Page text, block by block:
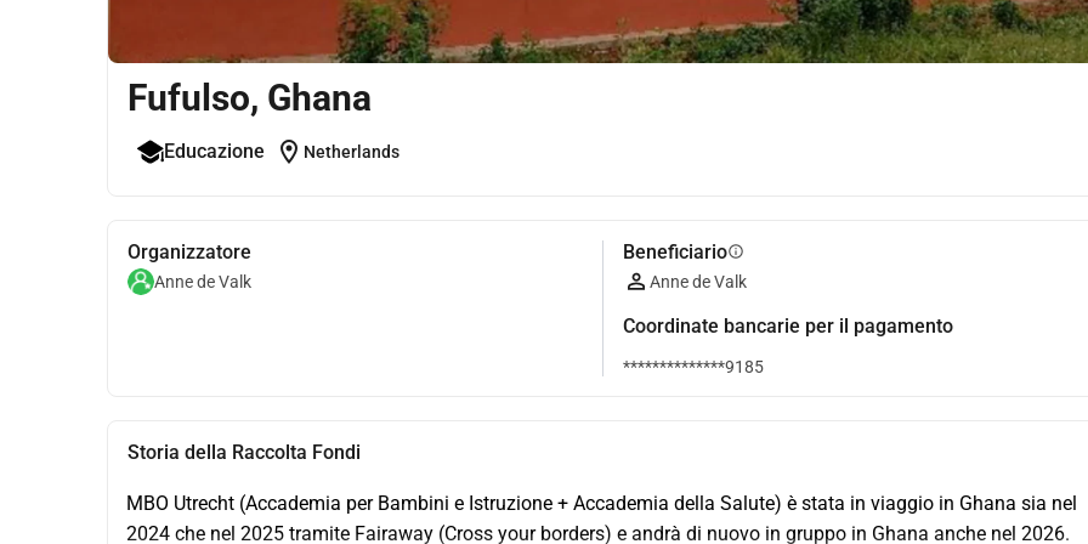
Fufulso, Ghana
Educazione location_on Netherlands
Organizzatore
Anne de Valk
Beneficiarioinfo
Anne de Valk
Coordinate bancarie per il pagamento
**************9185
Storia della Raccolta Fondi
MBO Utrecht (Accademia per Bambini e Istruzione + Accademia della Salute) è stata in viaggio in Ghana sia nel
2024 che nel 2025 tramite Fairaway (Cross your borders) e andrà di nuovo in gruppo in Ghana anche nel 2026.